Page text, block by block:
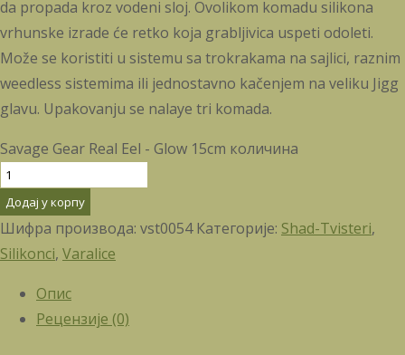
da propada kroz vodeni sloj. Ovolikom komadu silikona
vrhunske izrade će retko koja grabljivica uspeti odoleti.
Može se koristiti u sistemu sa trokrakama na sajlici, raznim
weedless sistemima ili jednostavno kačenjem na veliku Jigg
glavu. Upakovanju se nalaye tri komada.
Savage Gear Real Eel - Glow 15cm количина
Додај у корпу
Шифра производа: vst0054 Категорије: Shad-Tvisteri,
Silikonci, Varalice
Опис
Рецензије (0)